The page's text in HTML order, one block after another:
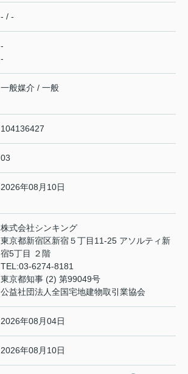
- / -
-
-
一般媒介 / 一般
104136427
03
2026年08月10日
株式会社シンキング
東京都新宿区新宿５丁目11-25 アソルティ新
宿5丁目 ２階
TEL:03-6274-8181
東京都知事 (2) 第99049号
公益社団法人全国宅地建物取引業協会
2026年08月04日
2026年08月10日